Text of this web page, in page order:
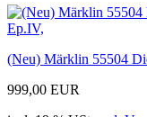
(Neu) Märklin 55504
999,00 EUR